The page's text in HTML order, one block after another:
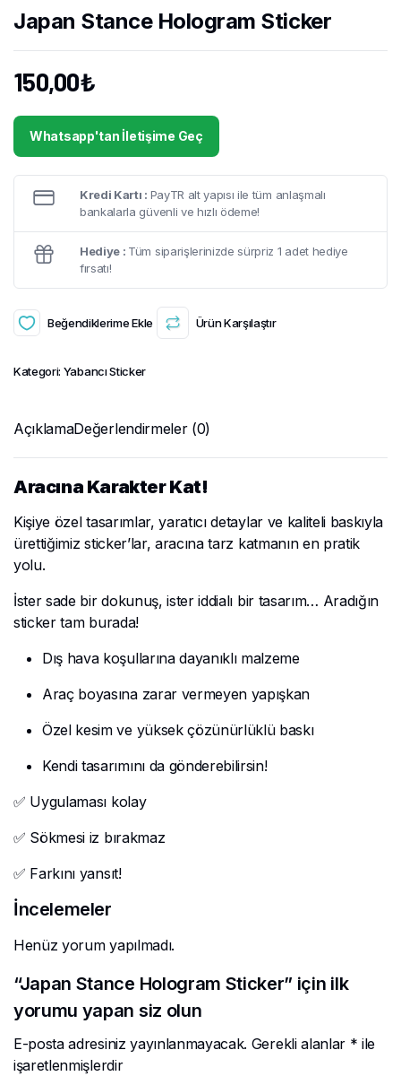
Japan Stance Hologram Sticker
150,00₺
Whatsapp'tan İletişime Geç
Kredi Kartı : PayTR alt yapısı ile tüm anlaşmalı
bankalarla güvenli ve hızlı ödeme!
Hediye : Tüm siparişlerinizde sürpriz 1 adet hediye
fırsatı!
Beğendiklerime Ekle Ürün Karşılaştır
Kategori: Yabancı Sticker
AçıklamaDeğerlendirmeler (0)
Aracına Karakter Kat!
Kişiye özel tasarımlar, yaratıcı detaylar ve kaliteli baskıyla
ürettiğimiz sticker’lar, aracına tarz katmanın en pratik
yolu.
İster sade bir dokunuş, ister iddialı bir tasarım… Aradığın
sticker tam burada!
Dış hava koşullarına dayanıklı malzeme
Araç boyasına zarar vermeyen yapışkan
Özel kesim ve yüksek çözünürlüklü baskı
Kendi tasarımını da gönderebilirsin!
✅ Uygulaması kolay
✅ Sökmesi iz bırakmaz
✅ Farkını yansıt!
İncelemeler
Henüz yorum yapılmadı.
“Japan Stance Hologram Sticker” için ilk
yorumu yapan siz olun
E-posta adresiniz yayınlanmayacak. Gerekli alanlar * ile
işaretlenmişlerdir